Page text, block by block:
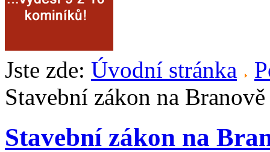
Jste zde: Úvodní stránka
Stavební zákon na Branově
Stavební zákon na